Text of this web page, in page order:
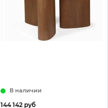
В наличии
144 142 руб